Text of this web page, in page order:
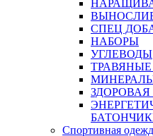
СПЕЦ
НАБОРЫ
УГЛЕВОДЫ
Спортивная